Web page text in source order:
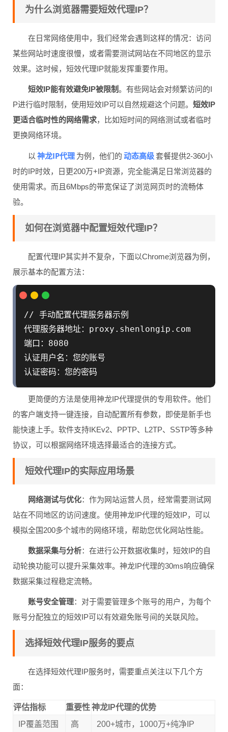
为什么浏览器需要短效代理IP？
在日常网络使用中，我们经常会遇到这样的情况：访问
某些网站时速度很慢，或者需要测试网站在不同地区的显示
效果。这时候，短效代理IP就能发挥重要作用。
短效IP能有效避免IP被限制。有些网站会对频繁访问的I
P进行临时限制，使用短效IP可以自然规避这个问题。 短效IP
更适合临时性的网络需求，比如短时间的网络测试或者临时
更换网络环境。
以 神龙IP代理 为例，他们的 动态高级 套餐提供2-360小
时的IP时效，日更200万+IP资源，完全能满足日常浏览器的
使用需求。而且6Mbps的带宽保证了浏览网页时的流畅体
验。
如何在浏览器中配置短效代理IP？
配置代理IP其实并不复杂，下面以Chrome浏览器为例，
展示基本的配置方法：
// 手动配置代理服务器示例
代理服务器地址：proxy.shenlongip.com
端口：8080
认证用户名：您的账号
更简便的方法是使用神龙IP代理提供的专用软件。他们
的客户端支持一键连接，自动配置所有参数，即使是新手也
能快速上手。软件支持IKEv2、PPTP、L2TP、SSTP等多种
协议，可以根据网络环境选择最适合的连接方式。
短效代理IP的实际应用场景
网络测试与优化：作为网站运营人员，经常需要测试网
站在不同地区的访问速度。使用神龙IP代理的短效IP，可以
模拟全国200多个城市的网络环境，帮助您优化网站性能。
数据采集与分析：在进行公开数据收集时，短效IP的自
动轮换功能可以提升采集效率。神龙IP代理的30ms响应确保
数据采集过程稳定流畅。
账号安全管理：对于需要管理多个账号的用户，为每个
账号分配独立的短效IP可以有效避免账号间的关联风险。
选择短效代理IP服务的要点
在选择短效代理IP服务时，需要重点关注以下几个方
面：
评估指标 重要性神龙IP代理的优势
IP覆盖范围
高 200+城市，1000万+纯净IP